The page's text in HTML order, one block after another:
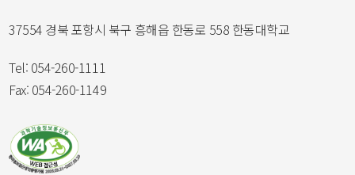
37554 경북 포항시 북구 흥해읍 한동로 558 한동대학교
Tel: 054-260-1111
Fax: 054-260-1149